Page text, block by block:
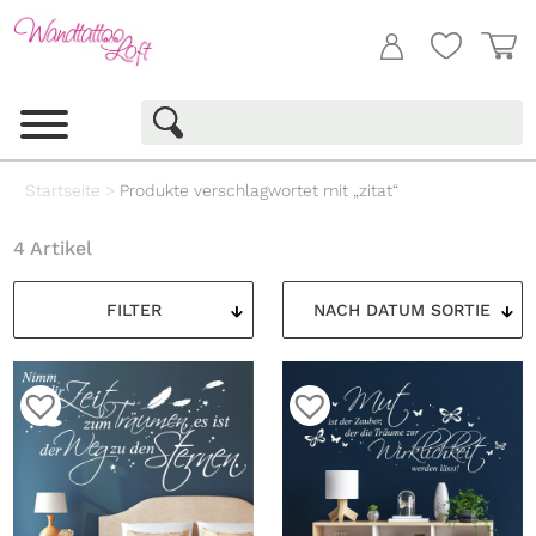
Startseite > Produkte verschlagwortet mit „zitat“
FILTER
4 Artikel